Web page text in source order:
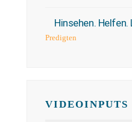
Hinsehen. Helfen.
Predigten
VIDEOINPUTS